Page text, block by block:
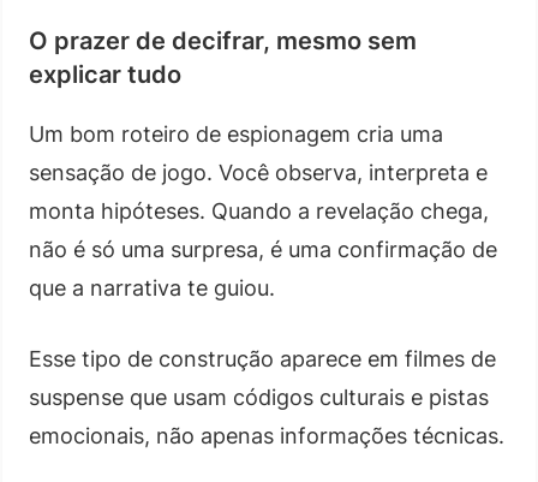
O prazer de decifrar, mesmo sem
explicar tudo
Um bom roteiro de espionagem cria uma
sensação de jogo. Você observa, interpreta e
monta hipóteses. Quando a revelação chega,
não é só uma surpresa, é uma confirmação de
que a narrativa te guiou.
Esse tipo de construção aparece em filmes de
suspense que usam códigos culturais e pistas
emocionais, não apenas informações técnicas.